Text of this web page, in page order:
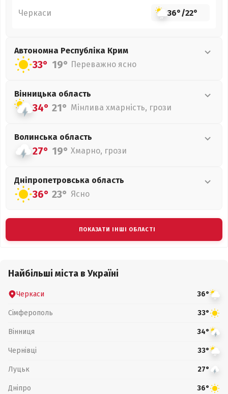
Черкаси 36°/22°
Автономна Республіка Крим
33° 19° Переважно ясно
Вінницька область
34° 21° Мінлива хмарність, грози
Волинська область
27° 19° Хмарно, грози
Дніпропетровська область
36° 23° Ясно
ПОКАЗАТИ ІНШІ ОБЛАСТІ
Найбільші міста в Україні
Черкаси 36°
Сімферополь 33°
Вінниця 34°
Чернівці 33°
Луцьк 27°
Дніпро 36°